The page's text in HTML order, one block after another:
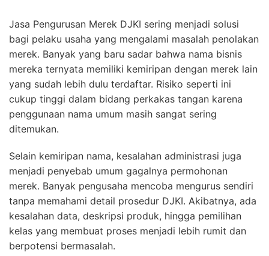
Jasa Pengurusan Merek DJKI sering menjadi solusi
bagi pelaku usaha yang mengalami masalah penolakan
merek. Banyak yang baru sadar bahwa nama bisnis
mereka ternyata memiliki kemiripan dengan merek lain
yang sudah lebih dulu terdaftar. Risiko seperti ini
cukup tinggi dalam bidang perkakas tangan karena
penggunaan nama umum masih sangat sering
ditemukan.
Selain kemiripan nama, kesalahan administrasi juga
menjadi penyebab umum gagalnya permohonan
merek. Banyak pengusaha mencoba mengurus sendiri
tanpa memahami detail prosedur DJKI. Akibatnya, ada
kesalahan data, deskripsi produk, hingga pemilihan
kelas yang membuat proses menjadi lebih rumit dan
berpotensi bermasalah.